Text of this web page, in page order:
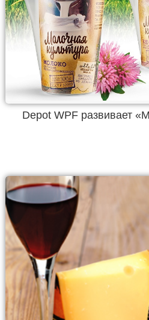
Depot WPF развивает